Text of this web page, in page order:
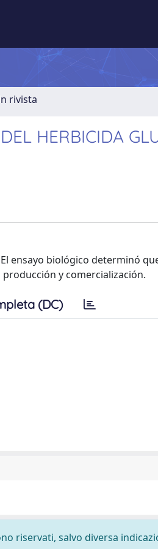
rivista
HERBICIDA
ensayo biológico determinó
y comercialización.
(DC)
riservati, salvo diversa